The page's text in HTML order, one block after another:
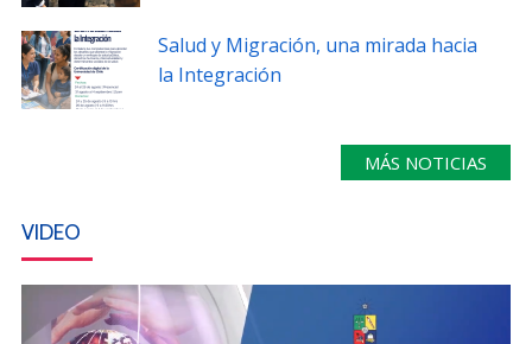
Salud y Migración, una mirada hacia
la Integración
MÁS NOTICIAS
VIDEO